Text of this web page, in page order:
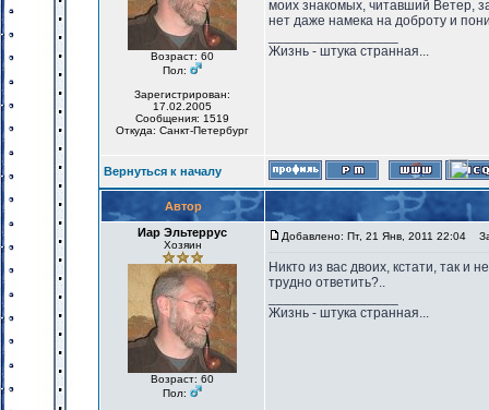
Возраст: 60
Пол:
Зарегистрирован:
17.02.2005
Сообщения: 1519
Откуда: Санкт-Петербург
моих знакомых, читавший Ветер,
нет даже намека на доброту и
Жизнь - штука странная...
Вернуться к началу
Автор
Иар Эльтеррус
Хозяин
Возраст: 60
Пол:
Добавлено: Пт, 21 Янв, 2011 22:04
Никто из вас двоих, кстати, так и
трудно ответить?..
Жизнь - штука странная...